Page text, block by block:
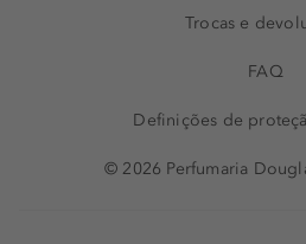
Trocas e
FAQ
Definições de
© 2026 Perfumaria